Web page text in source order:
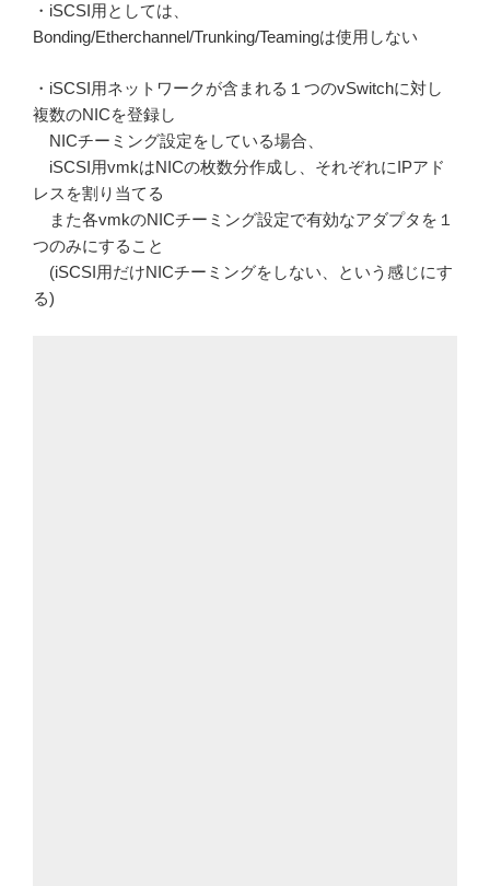
・iSCSI用としては、
Bonding/Etherchannel/Trunking/Teamingは使用しない
・iSCSI用ネットワークが含まれる１つのvSwitchに対し
複数のNICを登録し
NICチーミング設定をしている場合、
iSCSI用vmkはNICの枚数分作成し、それぞれにIPアド
レスを割り当てる
また各vmkのNICチーミング設定で有効なアダプタを１
つのみにすること
(iSCSI用だけNICチーミングをしない、という感じにす
る)